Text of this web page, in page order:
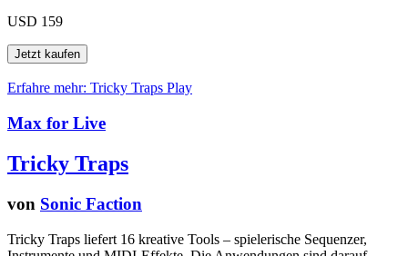
USD 159
Erfahre mehr: Tricky Traps Play
Max for Live
Tricky Traps
von Sonic Faction
Tricky Traps liefert 16 kreative Tools – spielerische Sequenzer,